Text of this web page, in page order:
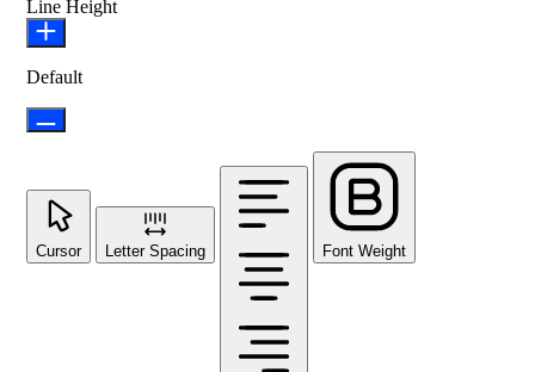
Line Height
Default
Cursor Letter Spacing Font Weight